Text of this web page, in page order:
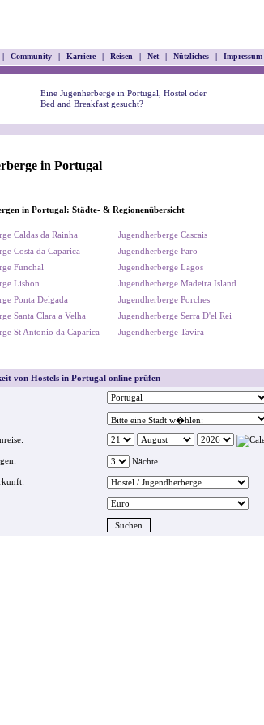
| Community | Karriere | Reisen | Net | Nützliches | Impressum
Eine Jugenherberge in Portugal, Hostel oder
Bed and Breakfast gesucht?
in Portugal
in Portugal: Städte- & Regionenübersicht
Caldas da Rainha Jugendherberge Cascais
Costa da Caparica
Jugendherberge Faro
Funchal
Jugendherberge Lagos
Lisbon
Jugendherberge Madeira Island
Ponta Delgada
Jugendherberge Porches
Santa Clara a Velha
Jugendherberge Serra D'el Rei
St Antonio da Caparica
Jugendherberge Tavira
von Hostels in Portugal online prüfen
Nächte